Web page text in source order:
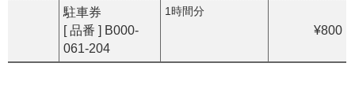
駐車券
[ 品番 ] B000-
061-204
1時間分
¥800